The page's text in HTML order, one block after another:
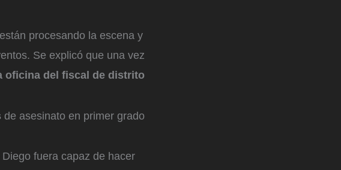
procesando la escena y
Se explicó que una vez
oficina del fiscal de distrito
de asesinato en primer grado
fuera capaz de hacer